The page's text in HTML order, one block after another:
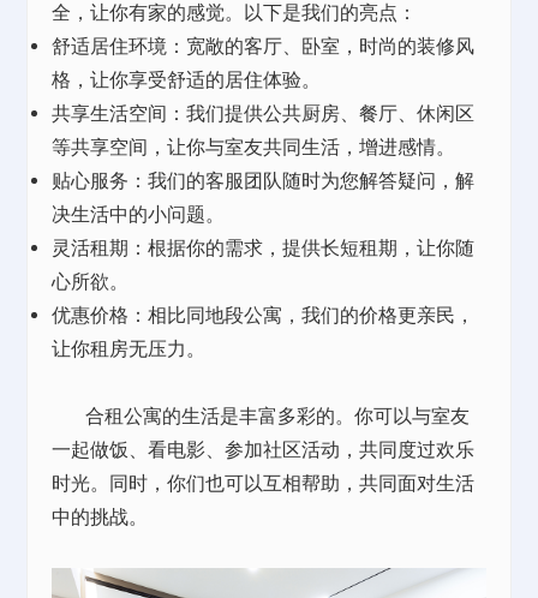
全，让你有家的感觉。以下是我们的亮点：
舒适居住环境：宽敞的客厅、卧室，时尚的装修风
格，让你享受舒适的居住体验。
共享生活空间：我们提供公共厨房、餐厅、休闲区
等共享空间，让你与室友共同生活，增进感情。
贴心服务：我们的客服团队随时为您解答疑问，解
决生活中的小问题。
灵活租期：根据你的需求，提供长短租期，让你随
心所欲。
优惠价格：相比同地段公寓，我们的价格更亲民，
让你租房无压力。
合租公寓的生活是丰富多彩的。你可以与室友
一起做饭、看电影、参加社区活动，共同度过欢乐
时光。同时，你们也可以互相帮助，共同面对生活
中的挑战。